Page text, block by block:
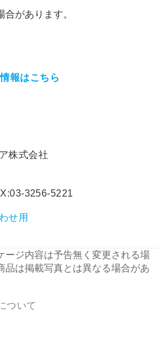
があります。
報はこちら
株式会社
3256-5221
せ用
ージ内容は予告無く変更される場
品は掲載写真とは異なる場合があ
ついて